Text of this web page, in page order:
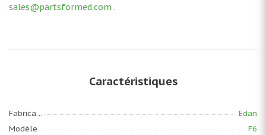
sales@partsformed.com .
Caractéristiques
Fabricant
Edan
Modèle
F6